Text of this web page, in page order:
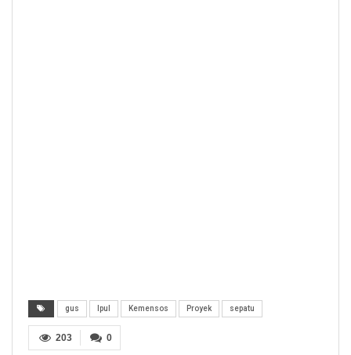
gus Ipul Kemensos Proyek sepatu
0
203